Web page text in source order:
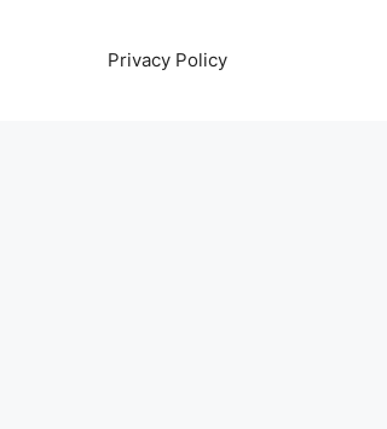
Privacy Policy